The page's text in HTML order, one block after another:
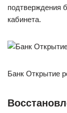
подтверждения
кабинета.
Банк Открытие